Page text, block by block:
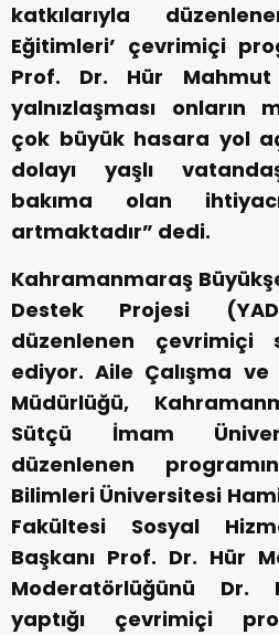
katkılarıyla
Eğitimleri’ çevrimiçi
Prof. Dr. Hür Mahmut
yalnızlaşması onların
çok büyük hasara yol
dolayı yaşlı
bakıma olan
artmaktadır” dedi.
Kahramanmaraş
Destek Projesi
düzenlenen çevrimiçi
ediyor. Aile Çalışma
Müdürlüğü,
Sütçü İmam
düzenlenen
Bilimleri Üniversitesi
Fakültesi Sosyal
Başkanı Prof. Dr. Hür
Moderatörlüğünü Dr.
yaptığı çevrimiçi